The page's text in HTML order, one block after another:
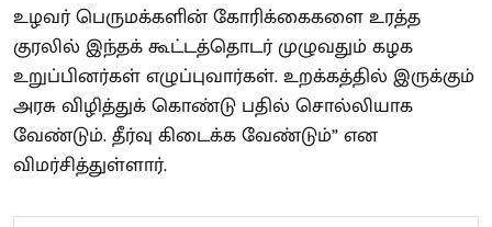
உழவர் பெருமக்களின் கோரிக்கைகளை உரத்த
குரலில் இந்தக் கூட்டத்தொடர் முழுவதும் கழக
உறுப்பினர்கள் எழுப்புவார்கள். உறக்கத்தில் இருக்கும்
அரசு விழித்துக் கொண்டு பதில் சொல்லியாக
வேண்டும். தீர்வு கிடைக்க வேண்டும்” என
விமர்சித்துள்ளார்.